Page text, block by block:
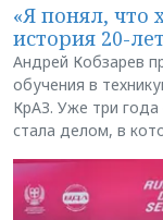
«Я понял, что
история 20-
Андрей Кобзарев
обучения в
КрАЗ. Уже три
стала делом, в